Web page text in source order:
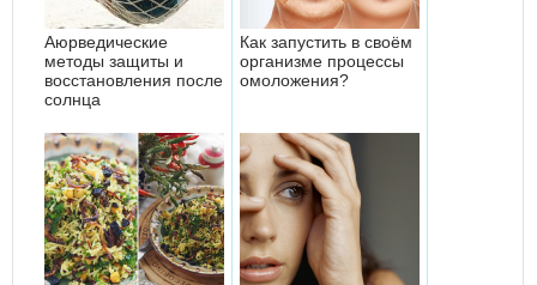
Аюрведические
методы защиты и
восстановления после
солнца
Как запустить в своём
организме процессы
омоложения?